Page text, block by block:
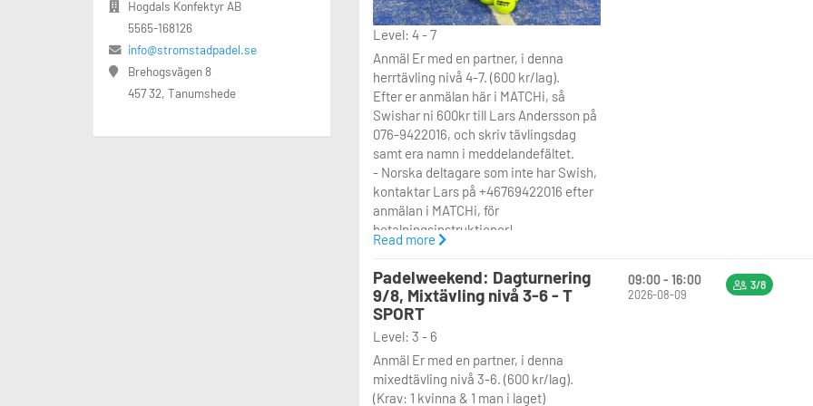
Level: 4 - 7
Anmäl Er med en partner, i denna
herrtävling nivå 4-7. (600 kr/lag).
Efter er anmälan här i MATCHi, så
Swishar ni 600kr till Lars Andersson på
076-9422016, och skriv tävlingsdag
samt era namn i meddelandefältet.
- Norska deltagare som inte har Swish,
kontaktar Lars på +46769422016 efter
anmälan i MATCHi, för
betalningsinstruktioner!
>> OBS ! I anmälan skriv Er partners
8 lag spelar en turnering i två grupper
med 4 lag, där vinnarna i varje grupp
möter grupp 2:a i motsatta gruppen i
en semifinal. Därefter spelas en final
och match om tredje plats. Varje lag är
garanterad minst 3 matcher i
gruppspel, om man inte går vidare.
Read more
Padelweekend: Dagturnering
9/8, Mixtävling nivå 3-6 - T
SPORT
Level: 3 - 6
Anmäl Er med en partner, i denna
mixedtävling nivå 3-6. (600 kr/lag).
(Krav: 1 kvinna & 1 man i laget)
09:00 - 16:00
2026-08-09
3/8
Hogdals Konfektyr AB
5565-168126
info@stromstadpadel.se
Brehogsvägen 8
457 32, Tanumshede